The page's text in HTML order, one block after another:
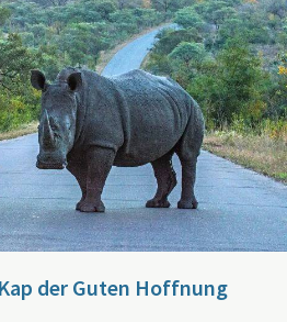
der Guten Hoffnung